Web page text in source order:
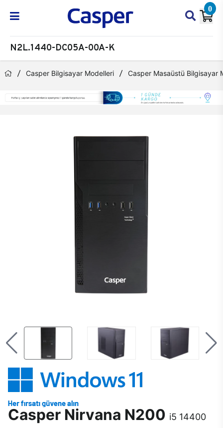
0
N2L.1440-DC05A-00A-K
Casper Bilgisayar Modelleri Casper Masaüstü Bilgisayar
Casper Nirvana N200 i5 14400